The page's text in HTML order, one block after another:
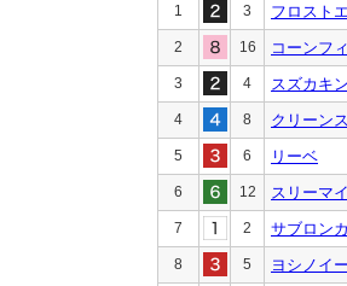
1 3 フロスト
2 16 コーンフ
3 4 スズカキ
4 8 クリーン
5 6 リーベ
6 12 スリーマ
7 2 サブロン
8 5 ヨシノイ